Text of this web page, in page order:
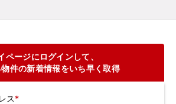
ページにログインして、
件の新着情報をいち早く取得
ス